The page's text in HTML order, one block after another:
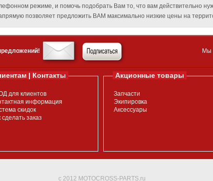
режиме, и помочь подобрать Вам то, что вам действительно
позволяет предложить ВАМ максимально низкие цены на
Мы
| Контакты
для клиентов
информация
скидок
сделать заказ
Акционные товары
Запчасти
Экипировка
Аксессуары
c 2012 MOTOCROSS-PARTS.ru